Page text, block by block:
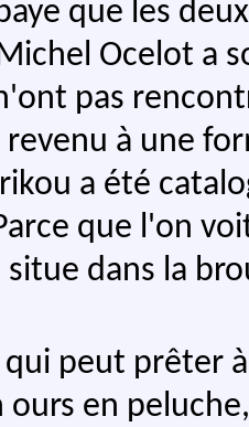
que les
Ocelot a
pas
revenu à une
a été
que l'on
dans la
peut prêter
en